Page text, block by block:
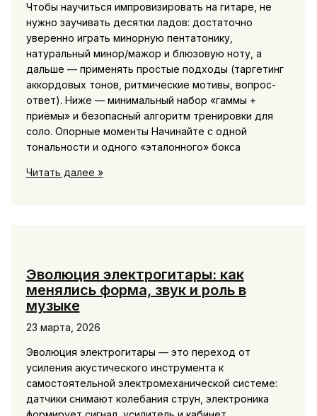
Чтобы научиться импровизировать на гитаре, не
нужно заучивать десятки ладов: достаточно
уверенно играть минорную пентатонику,
натуральный минор/мажор и блюзовую ноту, а
дальше — применять простые подходы (таргетинг
аккордовых тонов, ритмические мотивы, вопрос-
ответ). Ниже — минимальный набор «гаммы +
приёмы» и безопасный алгоритм тренировки для
соло. Опорные моменты Начинайте с одной
тональности и одного «эталонного» бокса
Как
подходов
для
соло
Читать далее »
Эволюция электрогитары: как
менялись форма, звук и роль в
музыке
23 марта, 2026
Эволюция электрогитары — это переход от
усиления акустического инструмента к
самостоятельной электромеханической системе:
датчики снимают колебания струн, электроника